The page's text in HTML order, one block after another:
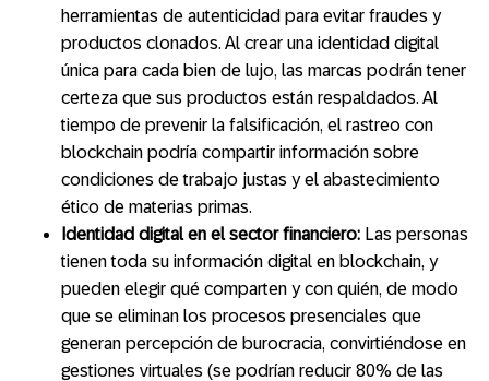
herramientas de autenticidad para evitar fraudes y
productos clonados. Al crear una identidad digital
única para cada bien de lujo, las marcas podrán tener
certeza que sus productos están respaldados. Al
tiempo de prevenir la falsificación, el rastreo con
blockchain podría compartir información sobre
condiciones de trabajo justas y el abastecimiento
ético de materias primas.
Identidad digital en el sector financiero: Las personas
tienen toda su información digital en blockchain, y
pueden elegir qué comparten y con quién, de modo
que se eliminan los procesos presenciales que
generan percepción de burocracia, convirtiéndose en
gestiones virtuales (se podrían reducir 80% de las